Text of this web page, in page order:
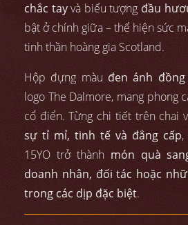
chắc tayvà biểu tượng đầu
bật ở chính giữa – thể hiện sức
tinh thần hoàng gia Scotland.
Hộp đựng màu đen ánh
logo The Dalmore, mang phong
cổ điển. Từng chi tiết trên chai
sự tỉ mỉ, tinh tế và đẳng cấp
15YO trở thành món quà
doanh nhân, đối tác hoặc
trong các dịp đặc biệt.